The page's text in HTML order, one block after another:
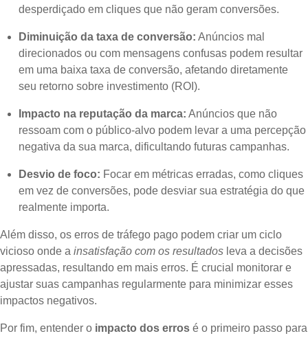
desperdiçado em cliques que não geram conversões.
Diminuição da taxa de conversão: Anúncios mal
direcionados ou com mensagens confusas podem resultar
em uma baixa taxa de conversão, afetando diretamente
seu retorno sobre investimento (ROI).
Impacto na reputação da marca: Anúncios que não
ressoam com o público-alvo podem levar a uma percepção
negativa da sua marca, dificultando futuras campanhas.
Desvio de foco: Focar em métricas erradas, como cliques
em vez de conversões, pode desviar sua estratégia do que
realmente importa.
Além disso, os erros de tráfego pago podem criar um ciclo
vicioso onde a insatisfação com os resultados leva a decisões
apressadas, resultando em mais erros. É crucial monitorar e
ajustar suas campanhas regularmente para minimizar esses
impactos negativos.
Por fim, entender o impacto dos erros é o primeiro passo para